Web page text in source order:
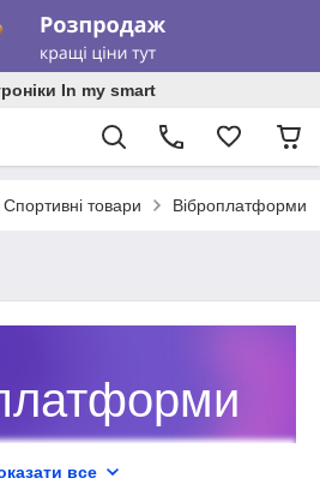
In my smart
Спортивні товари Віброплатформи
з еспандерами
все